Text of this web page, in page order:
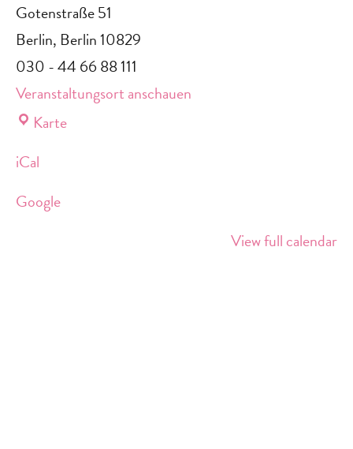
Gotenstraße 51
Berlin, Berlin10829
030 - 44 66 88 111
Veranstaltungsort anschauen
KarteLebensort
iCal
Google
View full calendar